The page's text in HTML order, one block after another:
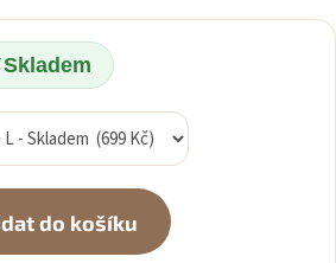
Skladem
do košíku